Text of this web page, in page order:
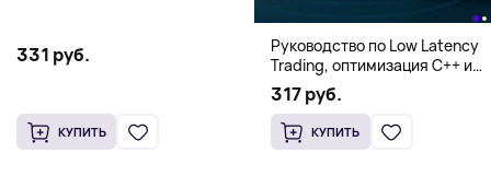
331 руб.
КУПИТЬ
Руководство по Low Latency
Trading, оптимизация C++ и
системная архитектура для
HFT
317 руб.
КУПИТЬ